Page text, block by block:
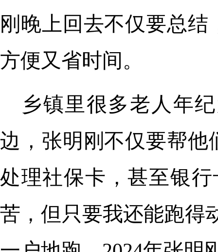
刚晚上回去不仅要总
方便又省时间。
乡镇里很多老人年
边，张明刚不仅要帮
处理社保卡，甚至银
苦，但只要我还能跑得